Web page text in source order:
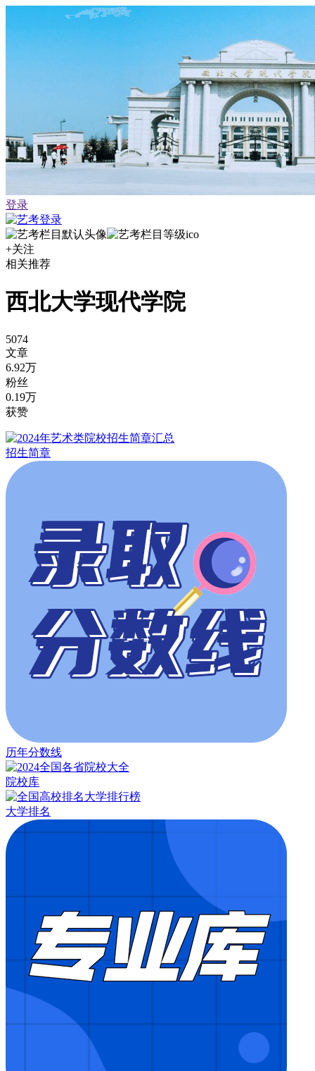
登录
+关注
相关推荐
西北大学现代学院
5074
文章
6.92万
粉丝
0.19万
获赞
招生简章
历年分数线
院校库
大学排名